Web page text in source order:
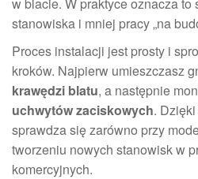
stanowiska i mniej pracy „na
Proces instalacji jest prosty i
kroków. Najpierw umieszczasz
krawędzi blatu, a następnie
uchwytów zaciskowych.
sprawdza się zarówno przy
tworzeniu nowych stanowisk w
komercyjnych.